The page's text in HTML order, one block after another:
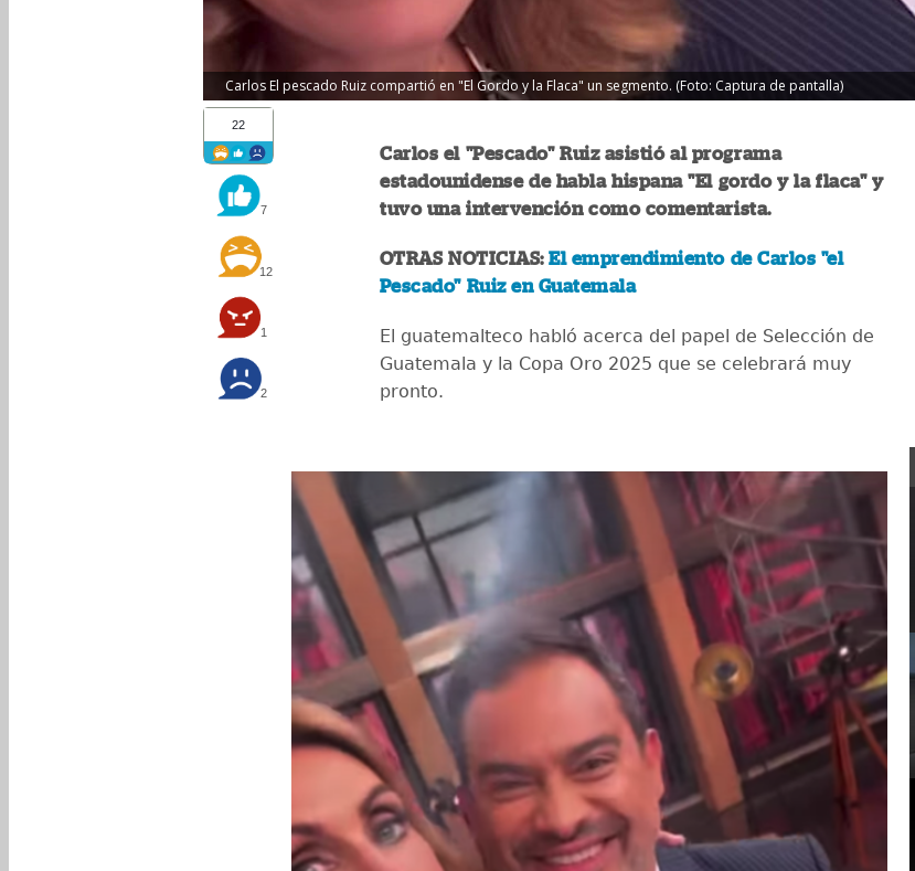
Carlos El pescado Ruiz compartió en "El Gordo y la Flaca" un segmento. (Foto: Captura de pantalla)
22
7
12
1
2
Carlos el "Pescado" Ruiz asistió al programa
estadounidense de habla hispana "El gordo y la flaca" y
tuvo una intervención como comentarista.
OTRAS NOTICIAS:El emprendimiento de Carlos "el
Pescado" Ruiz en Guatemala
El guatemalteco habló acerca del papel de Selección de
Guatemala y la Copa Oro 2025 que se celebrará muy
pronto.